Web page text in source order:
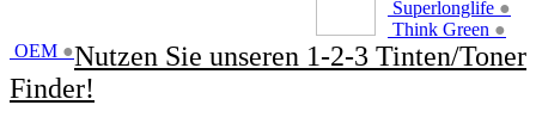
Superlonglife ●
Think Green ●
OEM ●Nutzen Sie unseren 1-2-3 Tinten/Toner
Finder!